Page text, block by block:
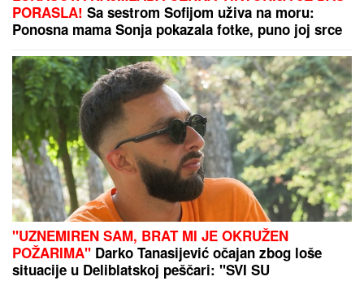
PORASLA! Sa sestrom Sofijom uživa na moru:
Ponosna mama Sonja pokazala fotke, puno joj srce
"UZNEMIREN SAM, BRAT MI JE OKRUŽEN
POŽARIMA" Darko Tanasijević očajan zbog loše
situacije u Deliblatskoj peščari: "SVI SU